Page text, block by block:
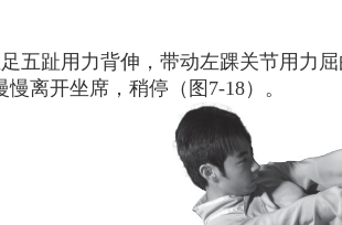
五趾用力背伸，带动左踝关节用力
离开坐席，稍停（图7-18）。